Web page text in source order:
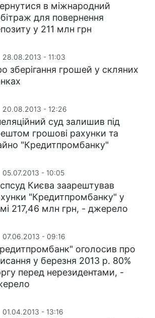
в міжнародний
для повернення
у 211 млн грн
28.08.2013 - 11:03
зберігання грошей у скляних
20.08.2013 - 12:26
суд залишив під
грошові рахунки та
"Кредитпромбанку"
05.07.2013 - 10:05
Києва заарештував
"Кредитпромбанку" у
217,46 млн грн, - джерело
07.06.2013 - 09:16
оголосив про
у березня 2013 р. 80%
перед нерезидентами, -
01.04.2013 - 13:16